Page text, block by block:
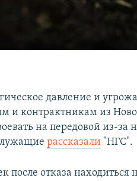
давление и
и контрактникам из
на передовой из-за
рассказали "НГС".
после отказа находиться